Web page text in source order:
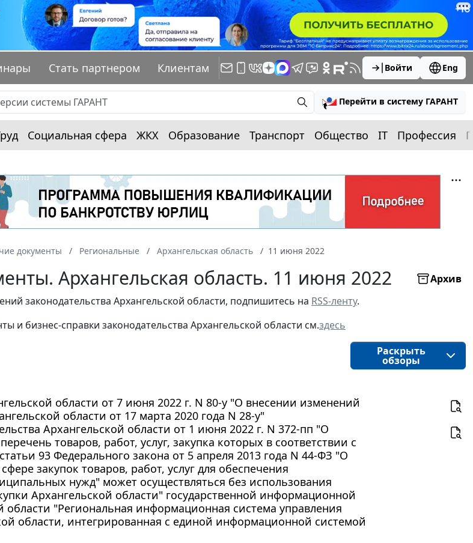
Стать партнером Клиентам Войти Eng
Перейти в систему ГАРАНТ
Социальная сфера ЖКХ Образование Транспорт Общество IT Профессия
документы Региональные Архангельская область 11 июня 2022
Архангельская область. 11 июня 2022
Архив
законодательства Архангельской области, подпишитесь на RSS-ленту.
и бизнес-справки законодательства Архангельской области см.здесь
Раскрыть
обзоры
области от 7 июня 2022 г. N 80-у "О внесении изменений
области от 17 марта 2020 года N 28-у"
Архангельской области от 1 июня 2022 г. N 372-пп "О
товаров, работ, услуг, закупка которых в соответствии с
93 Федерального закона от 5 апреля 2013 года N 44-ФЗ "О
закупок товаров, работ, услуг для обеспечения
нужд" может осуществляться без использования
Архангельской области" государственной информационной
области "Региональная информационная система управления
области, интегрированная с единой информационной системой